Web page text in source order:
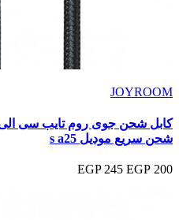
JOYROOM
شحن سريع موديل s a25
200 EGP
245 EGP